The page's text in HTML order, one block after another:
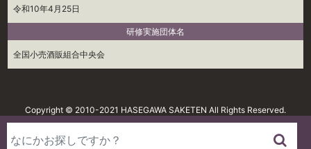
令和10年4月25日
研修実施団体名
全国小売酒販組合中央会
Copyright © 2010-2021 HASEGAWA SAKETEN All Rights Reserved.